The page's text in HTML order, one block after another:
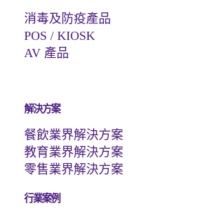
消毒及防疫產品
POS / KIOSK
AV 產品
解決方案
餐飲業界解決方案
教育業界解決方案
零售業界解決方案
行業案例